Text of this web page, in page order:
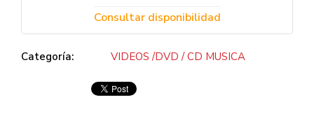
Consultar disponibilidad
Categoría: VIDEOS /DVD / CD MUSICA